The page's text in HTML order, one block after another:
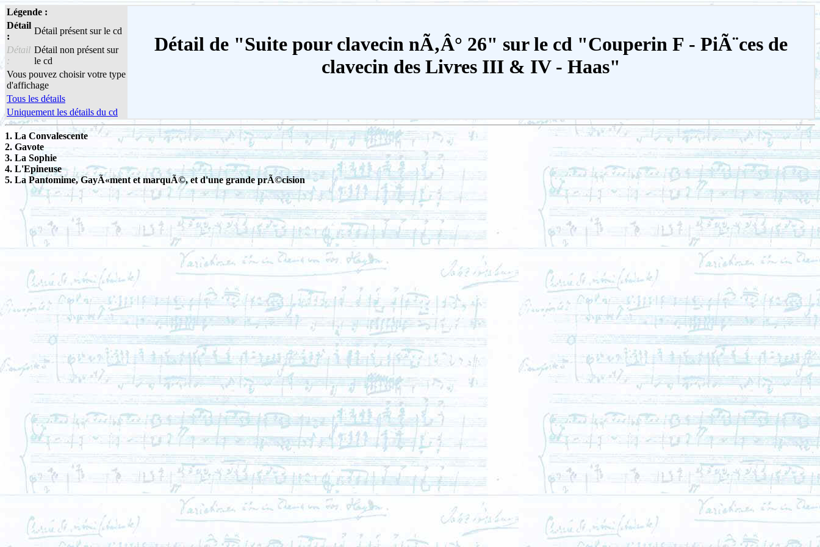
Légende :
Détail de "Suite pour clavecin nÃ‚Â° 26" sur le cd "Couperin F - PiÃ¨ces de
clavecin des Livres III & IV - Haas"
Détail
:
Détail présent sur le cd
Détail
:
Détail non présent sur
le cd
Vous pouvez choisir votre type
d'affichage
Tous les détails
Uniquement les détails du cd
1. La Convalescente
2. Gavote
3. La Sophie
4. L'Epineuse
5. La Pantomime, GayÃ«ment et marquÃ©, et d'une grande prÃ©cision